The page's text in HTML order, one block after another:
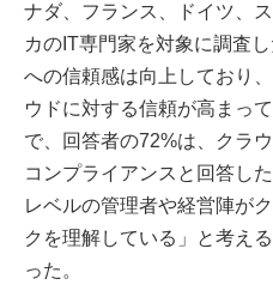
ナダ、フランス、ドイツ、
カのIT専門家を対象に調査
への信頼感は向上しており
ウドに対する信頼が高まっ
で、回答者の72%は、クラ
コンプライアンスと回答し
レベルの管理者や経営陣が
クを理解している」と考え
った。